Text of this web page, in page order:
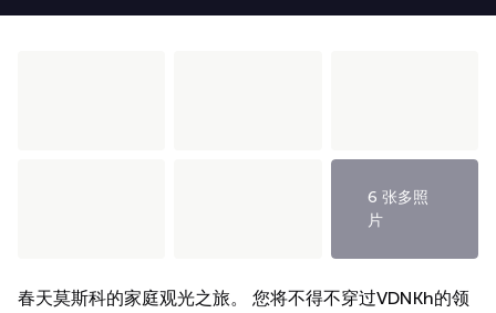
6 张多照
片
春天莫斯科的家庭观光之旅。 您将不得不穿过VDNKh的领